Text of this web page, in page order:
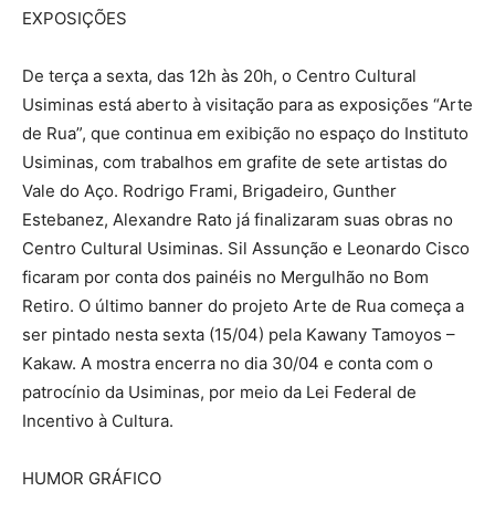
EXPOSIÇÕES
De terça a sexta, das 12h às 20h, o Centro Cultural
Usiminas está aberto à visitação para as exposições “Arte
de Rua”, que continua em exibição no espaço do Instituto
Usiminas, com trabalhos em grafite de sete artistas do
Vale do Aço. Rodrigo Frami, Brigadeiro, Gunther
Estebanez, Alexandre Rato já finalizaram suas obras no
Centro Cultural Usiminas. Sil Assunção e Leonardo Cisco
ficaram por conta dos painéis no Mergulhão no Bom
Retiro. O último banner do projeto Arte de Rua começa a
ser pintado nesta sexta (15/04) pela Kawany Tamoyos –
Kakaw. A mostra encerra no dia 30/04 e conta com o
patrocínio da Usiminas, por meio da Lei Federal de
Incentivo à Cultura.
HUMOR GRÁFICO